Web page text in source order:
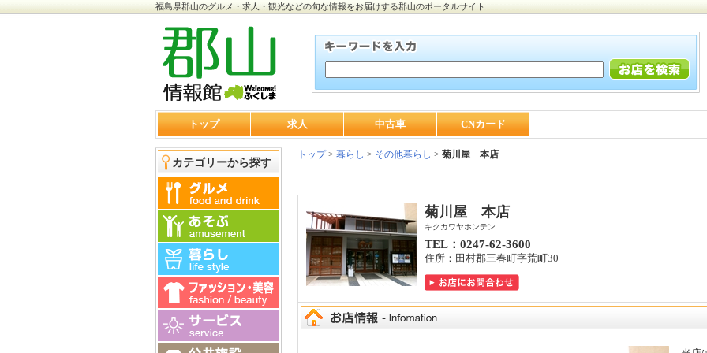
福島県郡山のグルメ・求人・観光などの旬な情報をお届けする郡山のポータルサイト
トップ 求人 中古車 CNカード
カテゴリーから探す
トップ> 暮らし > その他暮らし > 菊川屋 本店
菊川屋 本店
キクカワヤホンテン
TEL：0247-62-3600
住所：田村郡三春町字荒町30